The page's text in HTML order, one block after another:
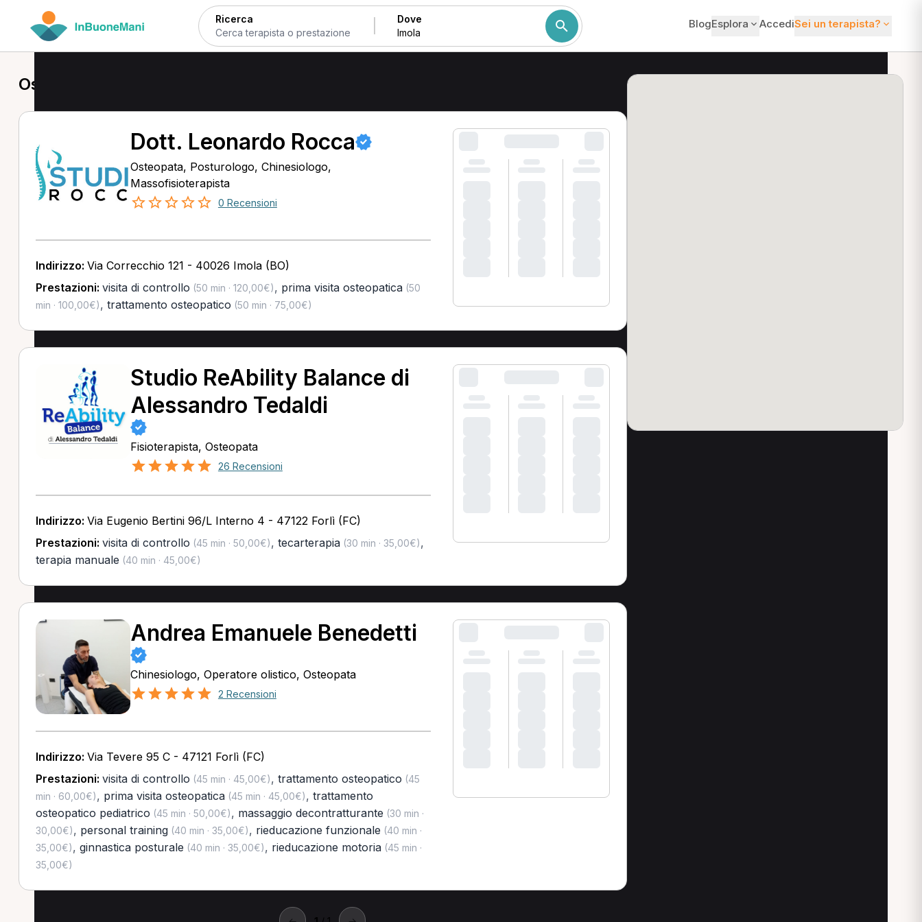
Ricerca Dove BlogEsplora AccediSei un terapista?
Osteopata a Imola
Dott. Leonardo Rocca
Osteopata, Posturologo, Chinesiologo,
Massofisioterapista
0 Recensioni
Indirizzo: Via Correcchio 121 - 40026 Imola (BO)
Prestazioni: visita di controllo (50 min · 120,00€), prima visita osteopatica(50
min · 100,00€), trattamento osteopatico (50 min · 75,00€)
Studio ReAbility Balance di
Alessandro Tedaldi
Fisioterapista, Osteopata
26 Recensioni
Indirizzo: Via Eugenio Bertini 96/L Interno 4 - 47122 Forlì (FC)
Prestazioni: visita di controllo (45 min · 50,00€), tecarterapia(30 min · 35,00€),
terapia manuale (40 min · 45,00€)
Andrea Emanuele Benedetti
Chinesiologo, Operatore olistico, Osteopata
2 Recensioni
Indirizzo: Via Tevere 95 C - 47121 Forlì (FC)
Prestazioni: visita di controllo (45 min · 45,00€), trattamento osteopatico (45
min · 60,00€), prima visita osteopatica(45 min · 45,00€), trattamento
osteopatico pediatrico (45 min · 50,00€), massaggio decontratturante (30 min ·
30,00€), personal training(40 min · 35,00€), rieducazione funzionale (40 min ·
35,00€), ginnastica posturale (40 min · 35,00€), rieducazione motoria(45 min ·
35,00€)